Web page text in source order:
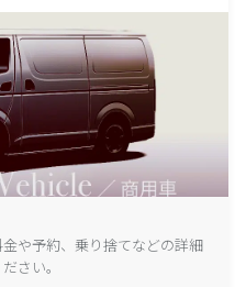
や予約、乗り捨てなどの詳細
さい。